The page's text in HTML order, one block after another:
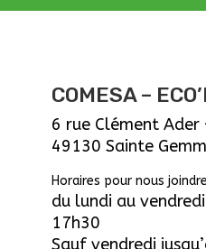
COMESA –
6 rue Clément Ader
49130 Sainte
Horaires pour nous joindre
du lundi au
17h30
Sauf vendredi